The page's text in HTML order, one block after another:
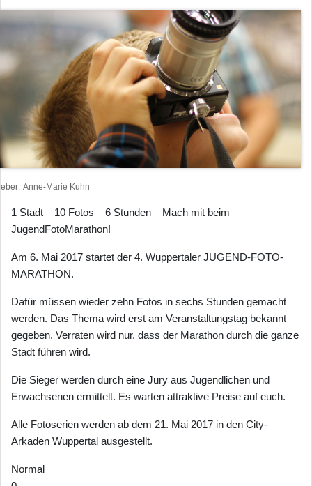
Anne-Marie Kuhn
1 Stadt – 10 Fotos – 6 Stunden – Mach mit beim
JugendFotoMarathon!
Am 6. Mai 2017 startet der 4. Wuppertaler JUGEND-FOTO-
MARATHON.
Dafür müssen wieder zehn Fotos in sechs Stunden gemacht
werden. Das Thema wird erst am Veranstaltungstag bekannt
gegeben. Verraten wird nur, dass der Marathon durch die ganze
Stadt führen wird.
Die Sieger werden durch eine Jury aus Jugendlichen und
Erwachsenen ermittelt. Es warten attraktive Preise auf euch.
Alle Fotoserien werden ab dem 21. Mai 2017 in den City-
Arkaden Wuppertal ausgestellt.
Normal